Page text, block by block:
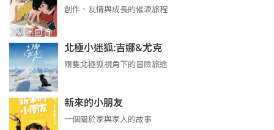
創作、友情與成長的催淚旅程
北極小迷狐:吉娜&尤克
兩隻北極狐視角下的冒險旅途
新來的小朋友
一個關於家與家人的故事